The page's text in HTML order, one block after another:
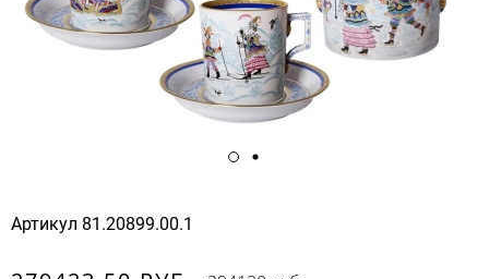
Артикул 81.20899.00.1